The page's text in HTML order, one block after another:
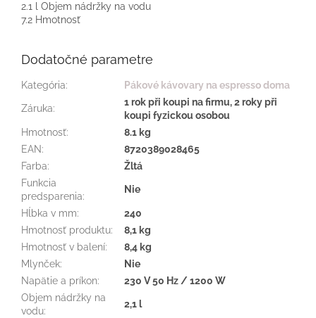
2.1 l Objem nádržky na vodu
7.2 Hmotnosť
Dodatočné parametre
Kategória: Pákové kávovary na espresso doma
Záruka:
1 rok při koupi na firmu, 2 roky při
koupi fyzickou osobou
Hmotnosť:
8.1 kg
EAN:
8720389028465
Farba:
Žltá
Funkcia
predsparenia:
Nie
Hĺbka v mm:
240
Hmotnosť produktu:
8,1 kg
Hmotnosť v balení:
8,4 kg
Mlynček:
Nie
Napätie a príkon:
230 V 50 Hz / 1200 W
Objem nádržky na
vodu:
2,1 l